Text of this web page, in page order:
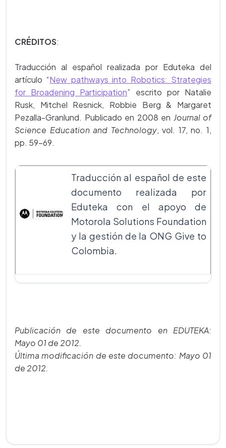
CRÉDITOS:
Traducción al español realizada por Eduteka del
artículo “New pathways into Robotics: Strategies
for Broadening Participation” escrito por Natalie
Rusk, Mitchel Resnick, Robbie Berg & Margaret
Pezalla-Granlund. Publicado en 2008 en Journal of
Science Education and Technology, vol. 17, no. 1,
pp. 59-69.
Traducción al español de este
documento realizada por
Eduteka con el apoyo de
Motorola Solutions Foundation
y la gestión de la ONG Give to
Colombia.
Publicación de este documento en EDUTEKA:
Mayo 01 de 2012.
Última modificación de este documento: Mayo 01
de 2012.